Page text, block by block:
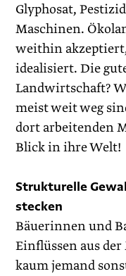
Glyphosat,
Maschinen.
weithin
idealisiert. Die
Landwirtschaft?
meist weit weg
dort arbeitenden
Blick in ihre Welt!
Strukturelle
stecken
Bäuerinnen und
Einflüssen aus
kaum jemand